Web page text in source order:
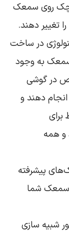
روی سمعک
تغییر دهند.
در ساخت
سمعک به وجود
در گوشی
دهند و
برای
و همه
پیشرفته
سمعک شما
شبیه سازی